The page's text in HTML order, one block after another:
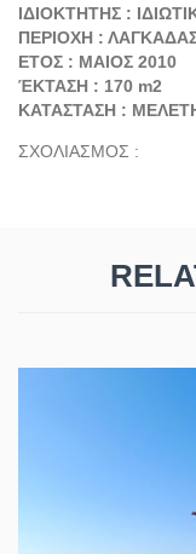
ΙΔΙΟΚΤΗΤΗΣ :
ΠΕΡΙΟΧΗ :
ΕΤΟΣ : ΜΑΙΟΣ 2010
ΈΚΤΑΣΗ : 170 m2
ΚΑΤΑΣΤΑΣΗ :
ΣΧΟΛΙΑΣΜΟΣ :